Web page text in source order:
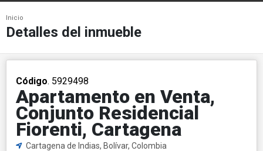
Inicio
Detalles del inmueble
Código. 5929498
Apartamento en Venta,
Conjunto Residencial
Fiorenti, Cartagena
Cartagena de Indias, Bolívar, Colombia